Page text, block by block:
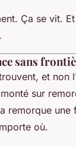
Ça se vit.
sans
et non
sur
remorque
où.